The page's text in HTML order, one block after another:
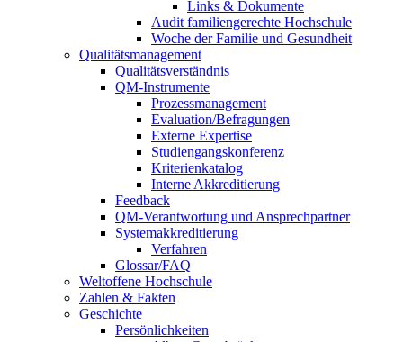
Links & Dokumente
Audit familiengerechte Hochschule
Woche der Familie und Gesundheit
Qualitätsmanagement
Qualitätsverständnis
QM-Instrumente
Prozessmanagement
Evaluation/Befragungen
Externe Expertise
Studiengangskonferenz
Kriterienkatalog
Interne Akkreditierung
Feedback
QM-Verantwortung und Ansprechpartner
Systemakkreditierung
Verfahren
Glossar/FAQ
Weltoffene Hochschule
Zahlen & Fakten
Geschichte
Persönlichkeiten